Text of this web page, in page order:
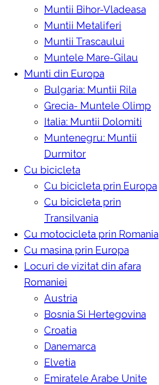
Muntii Bihor-Vladeasa
Muntii Metaliferi
Muntii Trascaului
Muntele Mare-Gilau
Munti din Europa
Bulgaria: Muntii Rila
Grecia- Muntele Olimp
Italia: Muntii Dolomiti
Muntenegru: Muntii
Durmitor
Cu bicicleta
Cu bicicleta prin Europa
Cu bicicleta prin
Transilvania
Cu motocicleta prin Romania
Cu masina prin Europa
Locuri de vizitat din afara
Romaniei
Austria
Bosnia Si Hertegovina
Croatia
Danemarca
Elvetia
Emiratele Arabe Unite